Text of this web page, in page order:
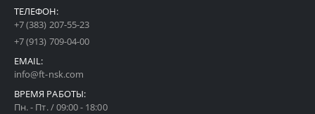
ТЕЛЕФОН:
+7 (383) 207-55-23
+7 (913) 709-04-00
EMAIL:
info@ft-nsk.com
ВРЕМЯ РАБОТЫ:
Пн. - Пт. / 09:00 - 18:00